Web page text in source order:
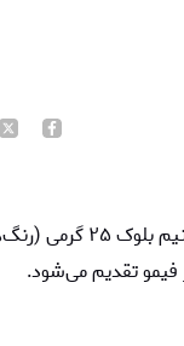
مجموعه‌ی چگونه بی‌آفرینیم «طرح تابیدن و بافتن» در کارتن مقوایی